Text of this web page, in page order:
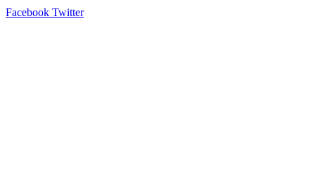
Facebook Twitter